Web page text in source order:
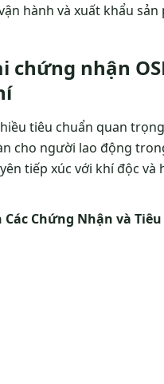
hành và xuất khẩu sản
chứng nhận
tiêu chuẩn quan
cho người lao động
tiếp xúc với khí độc và
Các Chứng Nhận và